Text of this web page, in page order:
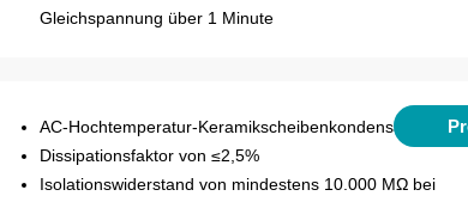
Gleichspannung über 1 Minute
AC-Hochtemperatur-Keramikscheibenkondensatoren
Dissipationsfaktor von ≤2,5%
Isolationswiderstand von mindestens 10.000 MΩ bei